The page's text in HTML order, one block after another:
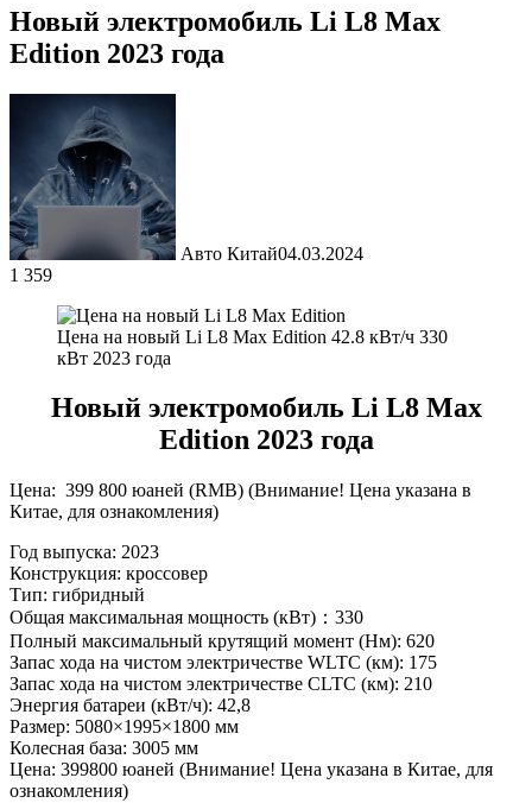
Новый электромобиль Li L8 Max
Edition 2023 года
Авто Китай04.03.2024
1 359
Цена на новый Li L8 Max Edition 42.8 кВт/ч 330
кВт 2023 года
Новый электромобиль Li L8 Max
Edition 2023 года
Цена: 399 800 юаней (RMB) (Внимание! Цена указана в
Китае, для ознакомления)
Год выпуска: 2023
Конструкция: кроссовер
Тип: гибридный
Общая максимальная мощность (кВт)：330
Полный максимальный крутящий момент (Нм): 620
Запас хода на чистом электричестве WLTC (км): 175
Запас хода на чистом электричестве CLTC (км): 210
Энергия батареи (кВт/ч): 42,8
Размер: 5080×1995×1800 мм
Колесная база: 3005 мм
Цена: 399800 юаней (Внимание! Цена указана в Китае, для
ознакомления)